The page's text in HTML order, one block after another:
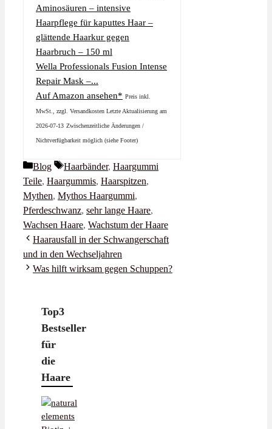
Wella Professionals Fusion Intense
Repair Mask –...
Auf Amazon ansehen* Preis inkl.
MwSt., zzgl. Versandkosten Letzte Aktualisierung am
2026-07-13 Zwischenzeitliche Änderungen /
Nichtverfügbarkeit möglich (siehe Footer)
Kategorien
Blog Schlagwörter
Haarbänder, Haargummi
Teile, Haargummis, Haarspitzen,
Mythen, Mythos Haargummi,
Pferdeschwanz, sehr lange Haare,
Wachsen Haare, Wachstum der Haare
Haarausfall in der Schwangerschaft
und in den Wechseljahren
Was hilft wirksam gegen Schuppen?
Top3
Bestseller
für
die
Haare